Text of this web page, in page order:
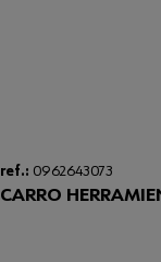
ref.: 0962643073
CARRO